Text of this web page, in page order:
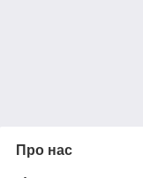
Про нас